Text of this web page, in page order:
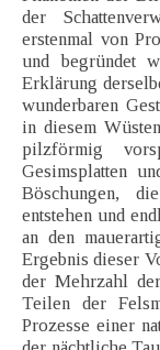
der
erstenmal von
und begründet
Erklärung
wunderbaren
in diesem
pilzförmig
Gesimsplatten
Böschungen,
entstehen und
an den
Ergebnis dieser
der Mehrzahl
Teilen der
Prozesse einer